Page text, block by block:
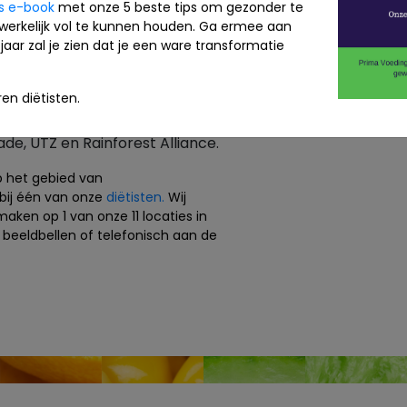
Vind je het
beter leven hebben? Kies
keurmerk. Voorbeelden zijn
eieren, en MSC of ASC voor
UTZ en Rainforest Alliance.
het gebied van
één van onze diëtisten. Wij
op 1 van onze 11 locaties in
of telefonisch aan de
e-book met onze 5 beste tips om gezonder te
vol te kunnen houden. Ga ermee aan
zal je zien dat je een ware transformatie
diëtisten.